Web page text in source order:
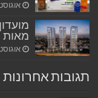
אוגוסט 5,
מאות
אוגוסט 5,
תגובות אחרונות